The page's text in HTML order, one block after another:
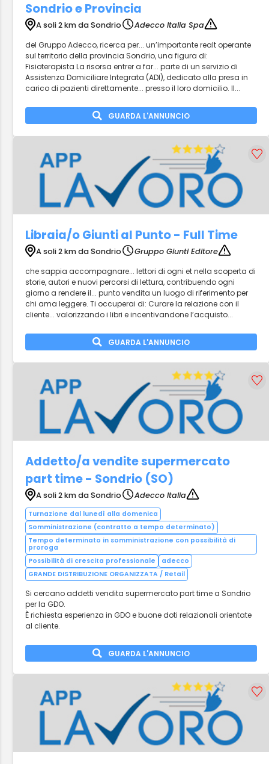
Sondrio e Provincia
A soli 2 km da Sondrio
Adecco Italia Spa
del Gruppo Adecco, ricerca per... un’importante realt operante
sul territorio della provincia Sondrio, una figura di:
Fisioterapista La risorsa entrer a far... parte di un servizio di
Assistenza Domiciliare Integrata (ADI), dedicato alla presa in
carico di pazienti direttamente... presso il loro domicilio. Il...
GUARDA L'ANNUNCIO
Libraia/o Giunti al Punto - Full Time
A soli 2 km da Sondrio
Gruppo Giunti Editore
che sappia accompagnare... lettori di ogni et nella scoperta di
storie, autori e nuovi percorsi di lettura, contribuendo ogni
giorno a rendere il... punto vendita un luogo di riferimento per
chi ama leggere. Ti occuperai di: Curare la relazione con il
cliente... valorizzando i libri e incentivandone l’acquisto...
GUARDA L'ANNUNCIO
Addetto/a vendite supermercato
part time - Sondrio (SO)
A soli 2 km da Sondrio Adecco Italia
Turnazione dal lunedì alla domenica
Somministrazione (contratto a tempo determinato)
Tempo determinato in somministrazione con possibilità di
proroga
Possibilità di crescita professionale
adecco
GRANDE DISTRIBUZIONE ORGANIZZATA / Retail
Si cercano addetti vendita supermercato part time a Sondrio
per la GDO.
È richiesta esperienza in GDO e buone doti relazionali orientate
al cliente.
GUARDA L'ANNUNCIO